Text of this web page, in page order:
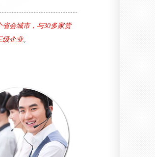
会城市，与30多家货
级企业。